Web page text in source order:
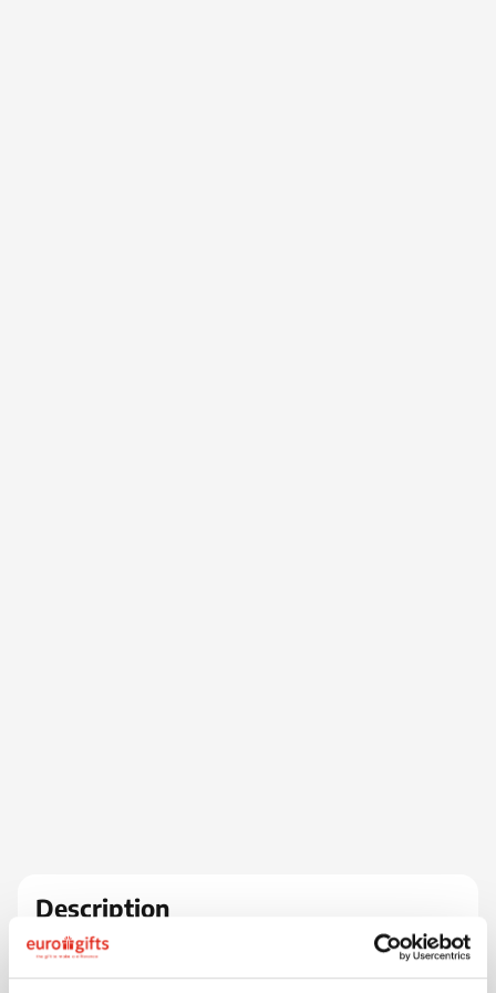
Description
Un cadeau apprécié par tous les enfants. Pochette
contenant 6 crayons de cire de couleurs différentes.